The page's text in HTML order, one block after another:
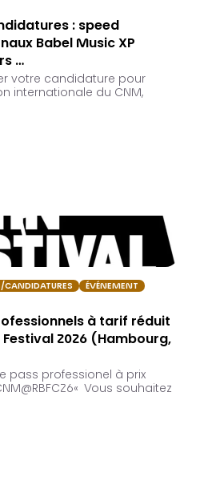
: speed
Babel Music XP
…
votre candidature pour
internationale du CNM,
CANDIDATURES
ÉVÉNEMENT
à tarif réduit
2026 (Hambourg,
pass professionel à prix
Vous souhaitez